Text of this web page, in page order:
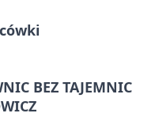
BEZ TAJEMNIC